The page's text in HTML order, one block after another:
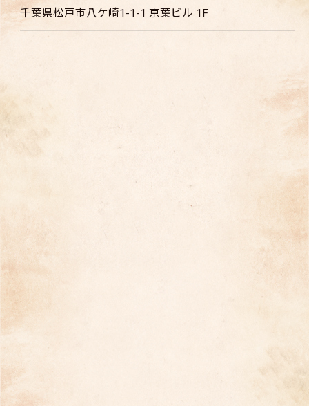
千葉県松戸市八ケ崎1-1-1 京葉ビル 1F